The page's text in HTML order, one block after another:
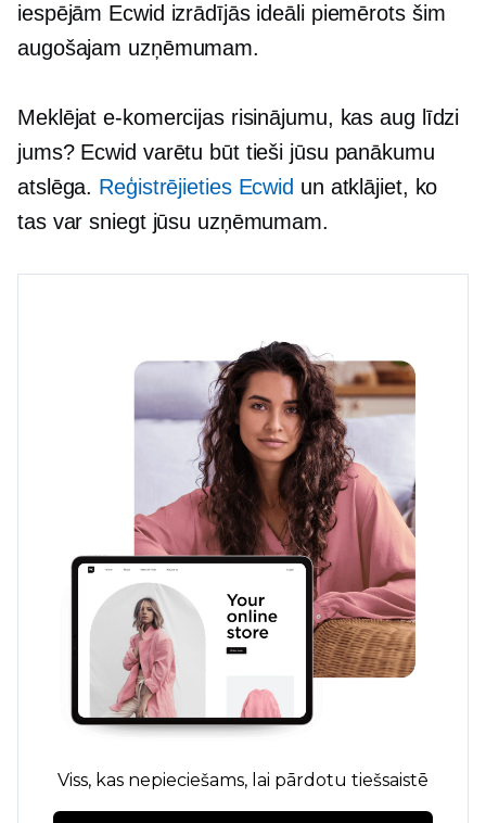
iespējām Ecwid izrādījās ideāli piemērots šim
augošajam uzņēmumam.
Meklējat e-komercijas risinājumu, kas aug līdzi
jums? Ecwid varētu būt tieši jūsu panākumu
atslēga. Reģistrējieties Ecwid un atklājiet, ko
tas var sniegt jūsu uzņēmumam.
Viss, kas nepieciešams, lai pārdotu tiešsaistē